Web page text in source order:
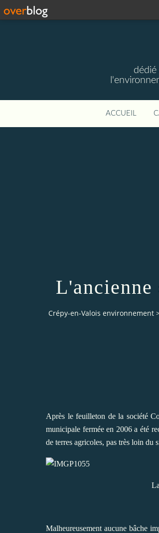
ACCUEIL
L'ancienne
Crépy-en-Valois environnement
Après le feuilleton de la société
municipale fermée en 2006 a été
de terres agricoles, pas très loin du
La vallée de
Malheureusement aucune bâche